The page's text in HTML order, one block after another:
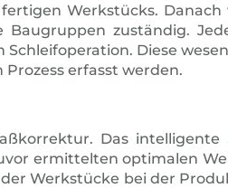
Werkstücks.
zuständig.
Diese
erfasst werden.
Das
ermittelten optimalen
Werkstücke bei der